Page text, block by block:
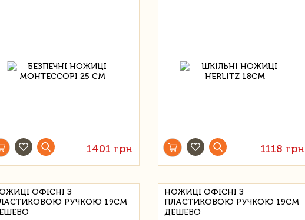
1401 грн 1118 грн
ОФІСНІ З
РУЧКОЮ 19СМ
НОЖИЦІ ОФІСНІ З
ПЛАСТИКОВОЮ РУЧКОЮ 19СМ
ДЕШЕВО